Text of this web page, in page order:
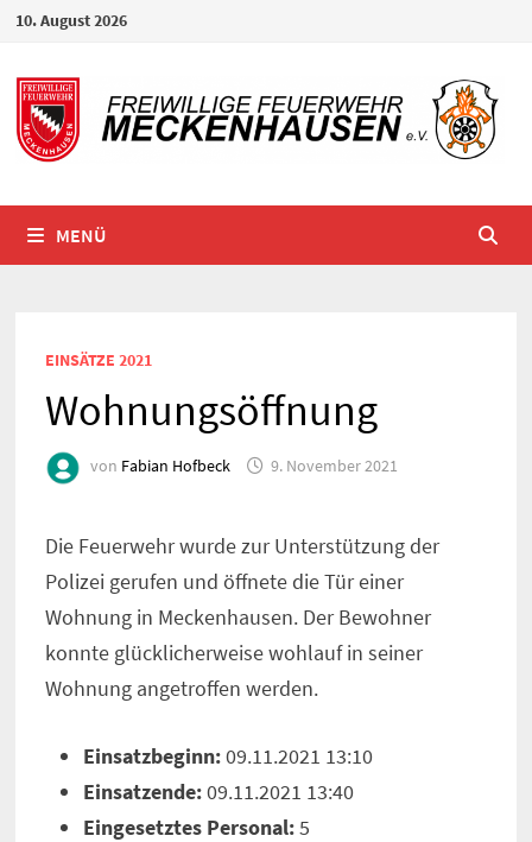
Zum
springen
10. August 2026
MENÜ
EINSÄTZE 2021
Wohnungsöffnung
von Fabian Hofbeck 9. November 2021
Die Feuerwehr wurde zur Unterstützung der
Polizei gerufen und öffnete die Tür einer
Wohnung in Meckenhausen. Der Bewohner
konnte glücklicherweise wohlauf in seiner
Wohnung angetroffen werden.
Einsatzbeginn:09.11.2021 13:10
Einsatzende:09.11.2021 13:40
Eingesetztes Personal:5